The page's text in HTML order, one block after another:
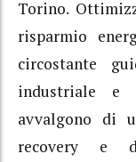
Torino.
risparmio
circostante
industriale e
avvalgono di
recovery e